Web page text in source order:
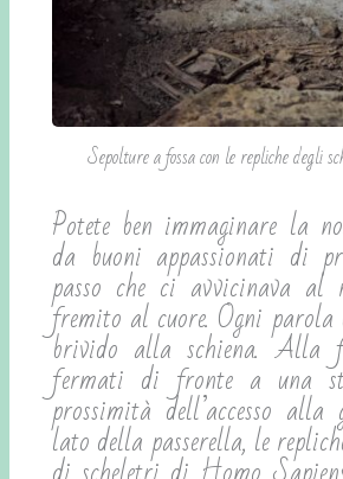
Sepolture a fossa con le repliche degli
Potete ben immaginare la
da buoni appassionati di
passo che ci avvicinava
fremito al cuore. Ogni
brivido alla schiena. Alla
fermati di fronte a una
prossimità dell’accesso
lato della passerella, le